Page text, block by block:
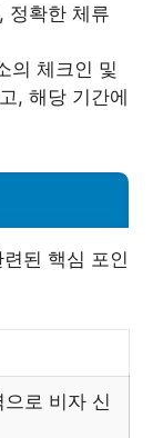
정확한 체류
의 체크인 및
, 해당 기간에
된 핵심 포인
로 비자 신